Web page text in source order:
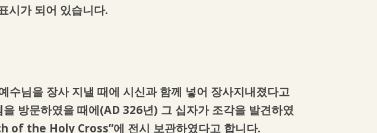
시가 되어 있습니다.
수님을 장사 지낼 때에 시신과 함께 넣어 장사지내졌다고
방문하였을 때에(AD 326년) 그 십자가 조각을 발견하였
of the Holy Cross”에 전시 보관하였다고 합니다.